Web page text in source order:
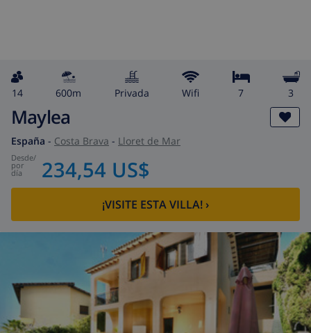
14 600m privada wifi 7 3
Maylea
España - Costa Brava - Lloret de Mar
desde/
por
día 234,54 US$
¡VISITE ESTA VILLA! ›